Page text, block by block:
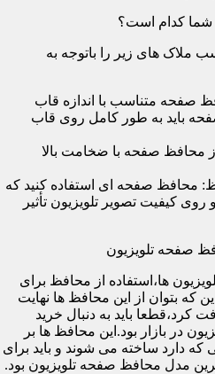
شما کدام است؟
ملاک های زیر را باتوجه به
صفحه متناسب با اندازه قاب
باید به طور کامل روی قاب
صفحه با ضخامت بالا
محافظ صفحه ای استفاده کنید که
کیفیت تصویر تلویزیون تأثیر
صفحه تلویزیون
ها،استفاده از محافظ برای
که بتوان از این محافظ ها نهایت
کرد،قطعا باید به دنبال خرید
در بازار بود.این محافظ ها بر
که دارد ساخته می شوند و باید برای
مدل محافظ صفحه تلویزیون بود.